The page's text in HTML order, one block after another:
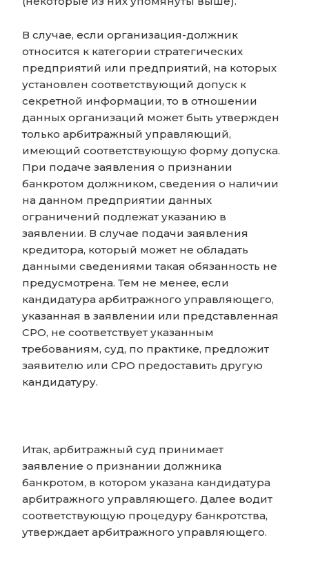
В случае, если организация-должник
относится к категории стратегических
предприятий или предприятий, на которых
установлен соответствующий допуск к
секретной информации, то в отношении
данных организаций может быть утвержден
только арбитражный управляющий,
имеющий соответствующую форму допуска.
При подаче заявления о признании
банкротом должником, сведения о наличии
на данном предприятии данных
ограничений подлежат указанию в
заявлении. В случае подачи заявления
кредитора, который может не обладать
данными сведениями такая обязанность не
предусмотрена. Тем не менее, если
кандидатура арбитражного управляющего,
указанная в заявлении или представленная
СРО, не соответствует указанным
требованиям, суд, по практике, предложит
заявителю или СРО предоставить другую
кандидатуру.
Итак, арбитражный суд принимает
заявление о признании должника
банкротом, в котором указана кандидатура
арбитражного управляющего. Далее водит
соответствующую процедуру банкротства,
утверждает арбитражного управляющего.